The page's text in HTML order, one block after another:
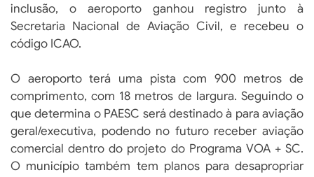
inclusão, o aeroporto ganhou registro junto à
Secretaria Nacional de Aviação Civil, e recebeu o
código ICAO.
O aeroporto terá uma pista com 900 metros de
comprimento, com 18 metros de largura. Seguindo o
que determina o PAESC será destinado à para aviação
geral/executiva, podendo no futuro receber aviação
comercial dentro do projeto do Programa VOA + SC.
O município também tem planos para desapropriar